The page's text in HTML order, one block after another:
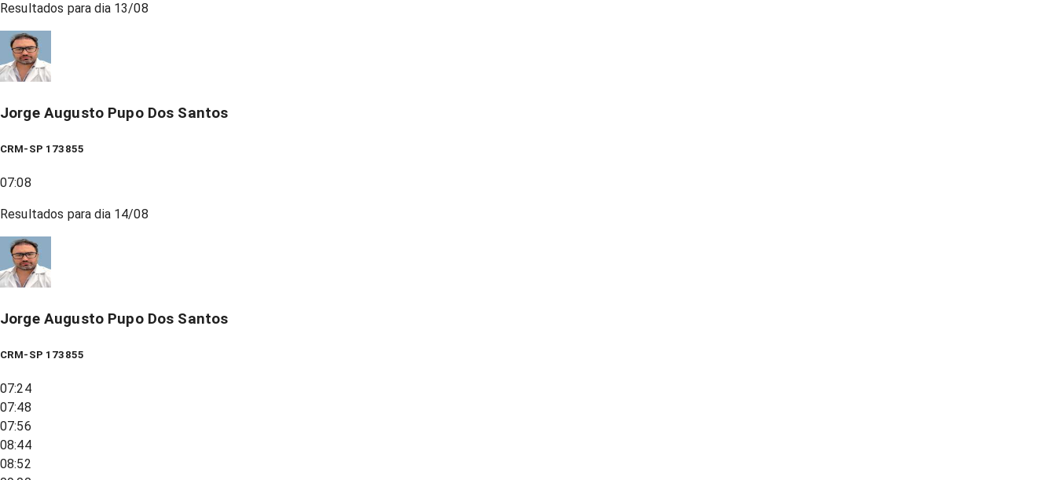
Resultados para dia 13/08
Jorge Augusto Pupo Dos Santos
CRM-SP 173855
07:08
Resultados para dia 14/08
Jorge Augusto Pupo Dos Santos
CRM-SP 173855
07:24
07:48
07:56
08:44
08:52